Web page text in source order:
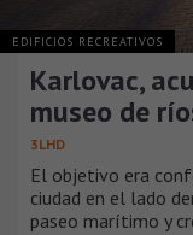
EDIFICIOS RECREATIVOS
Karlovac,
museo de
3LHD
El objetivo era
ciudad en el lado
paseo marítimo y